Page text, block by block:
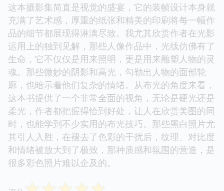
这本摄影集简直是视觉的盛宴，它的装帧设计本身就
充满了艺术感，厚重的纸张和精美的印刷将每一幅作
品的细节都展现得淋漓尽致。我尤其欣赏作者在光影
运用上的独到见解，那些人像作品中，光线仿佛有了
生命，它不仅仅是用来照明，更是用来雕塑人物的灵
魂。那些微妙的阴影和高光，勾勒出人物的面部轮
廓，也暗示着他们复杂的情绪。从布光的角度来看，
这本书提供了一个非常全面的视角，无论是硬光还是
柔光，作者都把握得恰到好处，让人在欣赏美图的同
时，也能学到不少实用的布光技巧。那些黑白照片尤
其引人入胜，在褪去了色彩的干扰后，纹理、对比度
和情绪被放大到了极致，那种质感和氛围的营造，是
很多彩色照片难以企及的。